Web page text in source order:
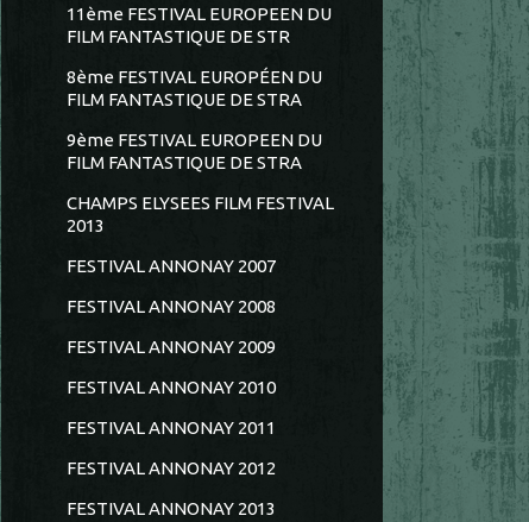
11ème FESTIVAL EUROPEEN DU
FILM FANTASTIQUE DE STR
8ème FESTIVAL EUROPÉEN DU
FILM FANTASTIQUE DE STRA
9ème FESTIVAL EUROPEEN DU
FILM FANTASTIQUE DE STRA
CHAMPS ELYSEES FILM FESTIVAL
2013
FESTIVAL ANNONAY 2007
FESTIVAL ANNONAY 2008
FESTIVAL ANNONAY 2009
FESTIVAL ANNONAY 2010
FESTIVAL ANNONAY 2011
FESTIVAL ANNONAY 2012
FESTIVAL ANNONAY 2013